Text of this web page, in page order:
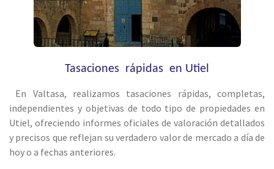
Tasaciones rápidas en Utiel
En Valtasa, realizamos tasaciones rápidas, completas,
independientes y objetivas de todo tipo de propiedades en
Utiel, ofreciendo informes oficiales de valoración detallados
y precisos que reflejan su verdadero valor de mercado a día de
hoy o a fechas anteriores.